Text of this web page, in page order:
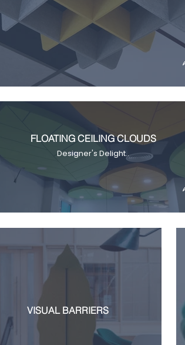
FLOATING CEILING CLOUDS
Designer's Delight..
VISUAL BARRIERS